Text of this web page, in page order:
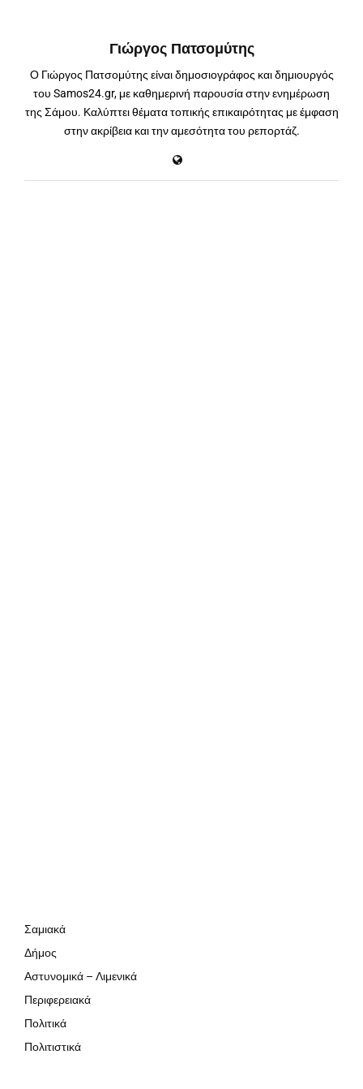
Γιώργος Πατσομύτης
Ο Γιώργος Πατσομύτης είναι δημοσιογράφος και δημιουργός
του Samos24.gr, με καθημερινή παρουσία στην ενημέρωση
της Σάμου. Καλύπτει θέματα τοπικής επικαιρότητας με έμφαση
στην ακρίβεια και την αμεσότητα του ρεπορτάζ.
Σαμιακά
Δήμος
Αστυνομικά – Λιμενικά
Περιφερειακά
Πολιτικά
Πολιτιστικά